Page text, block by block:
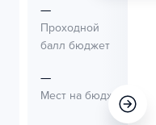
—
Проходной
балл бюджет
—
Мест на бюджет